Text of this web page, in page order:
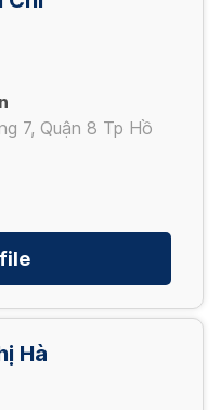
7, Quận 8 Tp Hồ
Hà